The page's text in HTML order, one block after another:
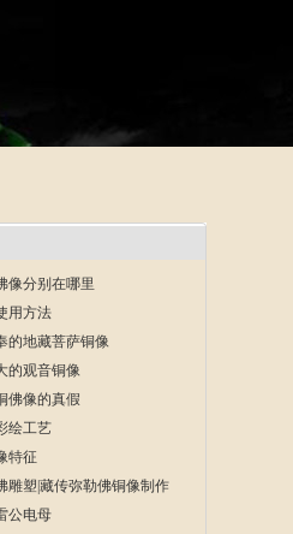
像分别在哪里
用方法
的地藏菩萨铜像
的观音铜像
佛像的真假
绘工艺
特征
雕塑|藏传弥勒佛铜像制作
公电母